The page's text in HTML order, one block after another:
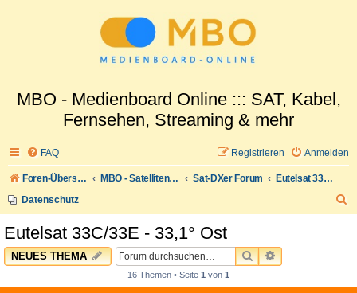
MBO - Medienboard Online ::: SAT, Kabel,
Fernsehen, Streaming & mehr
FAQ Anmelden
Registrieren
Foren-Übersicht MBO - Satellitenwelt Sat-DXer Forum
Eutelsat 33C/33E - 33,1° Ost
Datenschutz
Eutelsat 33C/33E - 33,1° Ost
NEUES THEMA SUCHEERWEITERTE
16 Themen • Seite 1 von 1